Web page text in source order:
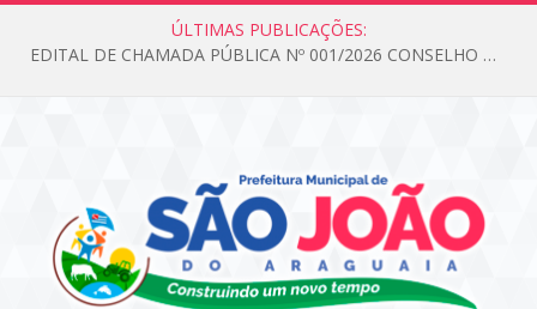
ÚLTIMAS PUBLICAÇÕES:
EDITAL DE CHAMADA PÚBLICA Nº 001/2026 CONSELHO DOS DIREITOS DA CRIANÇA E DO ADOLESCENTE